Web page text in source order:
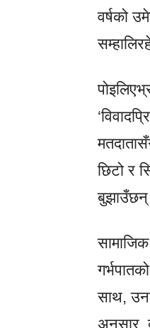
वर्षको
छिटो र
साथ,
अनुसार,